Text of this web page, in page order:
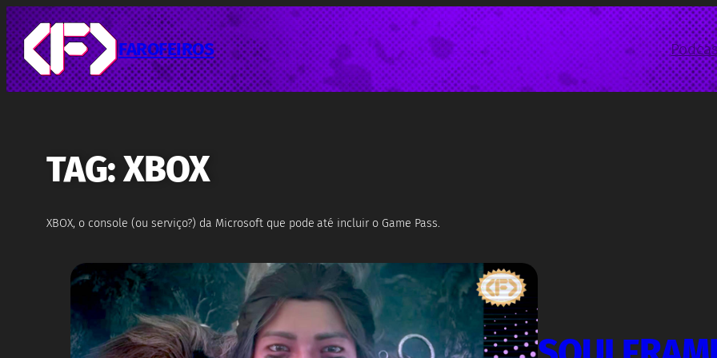
Pular
para
o
conteúdo
FAROFEIROS
TAG:XBOX
XBOX, o console (ou serviço?) da Microsoft que pode até incluir o Game Pass.